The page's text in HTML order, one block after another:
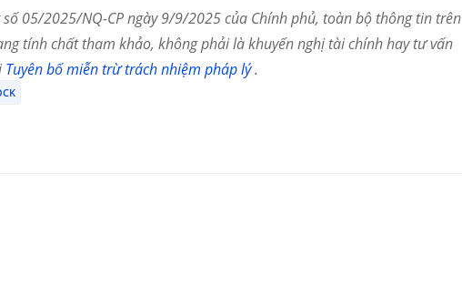
05/2025/NQ-CP ngày 9/9/2025 của Chính phủ, toàn bộ thông tin trên
tính chất tham khảo, không phải là khuyến nghị tài chính hay tư vấn
Tuyên bố miễn trừ trách nhiệm pháp lý.